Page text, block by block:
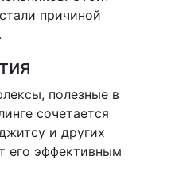
причиной
полезные в
сочетается
и других
его эффективным